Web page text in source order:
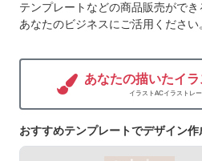
テンプレートなどの商品販売ができ
あなたのビジネスにご活用ください
あなたの描いたイ
イラストACイラストレ
おすすめテンプレートでデザイン作